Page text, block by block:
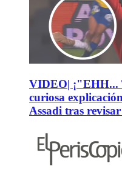
VIDEO|
curiosa
Assadi tras